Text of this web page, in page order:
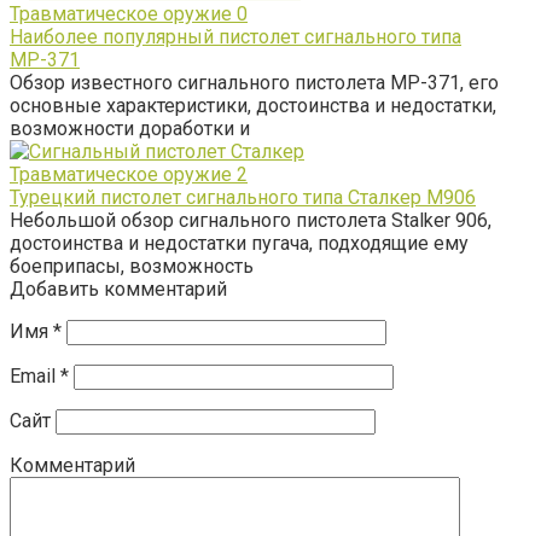
Травматическое оружие 0
Наиболее популярный пистолет сигнального типа
МР-371
Обзор известного сигнального пистолета МР-371, его
основные характеристики, достоинства и недостатки,
возможности доработки и
Травматическое оружие 2
Турецкий пистолет сигнального типа Сталкер М906
Небольшой обзор сигнального пистолета Stalker 906,
достоинства и недостатки пугача, подходящие ему
боеприпасы, возможность
Добавить комментарий
Имя *
Email *
Сайт
Комментарий